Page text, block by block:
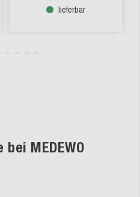
lieferbar
MEDEWO